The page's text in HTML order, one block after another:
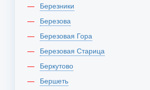
Березники
Березова
Березовая Гора
Березовая Старица
Беркутово
Бершеть